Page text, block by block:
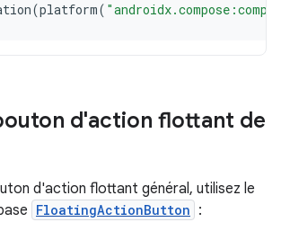
(platform(
d'action flottant de
d'action flottant général, utilisez le
FloatingActionButton :